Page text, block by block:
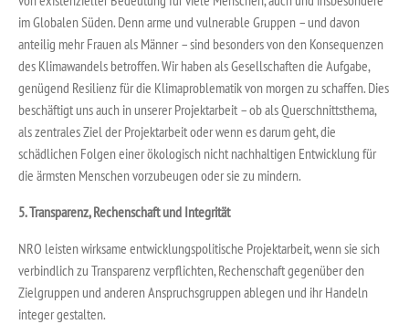
im Globalen Süden. Denn arme und vulnerable Gruppen – und davon
anteilig mehr Frauen als Männer – sind besonders von den Konsequenzen
des Klimawandels betroffen. Wir haben als Gesellschaften die Aufgabe,
genügend Resilienz für die Klimaproblematik von morgen zu schaffen. Dies
beschäftigt uns auch in unserer Projektarbeit – ob als Querschnittsthema,
als zentrales Ziel der Projektarbeit oder wenn es darum geht, die
schädlichen Folgen einer ökologisch nicht nachhaltigen Entwicklung für
die ärmsten Menschen vorzubeugen oder sie zu mindern.
5. Transparenz, Rechenschaft und Integrität
NRO leisten wirksame entwicklungspolitische Projektarbeit, wenn sie sich
verbindlich zu Transparenz verpflichten, Rechenschaft gegenüber den
Zielgruppen und anderen Anspruchsgruppen ablegen und ihr Handeln
integer gestalten.